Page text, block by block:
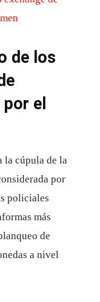
de los
el
la cúpula de la
por
policiales
más
de
a nivel